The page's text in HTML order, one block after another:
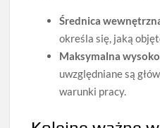
Średnica
określa się, jaką
Maksymalna
uwzględniane są
warunki pracy.